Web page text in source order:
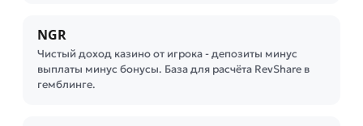
NGR
Чистый доход казино от игрока - депозиты минус
выплаты минус бонусы. База для расчёта RevShare в
гемблинге.